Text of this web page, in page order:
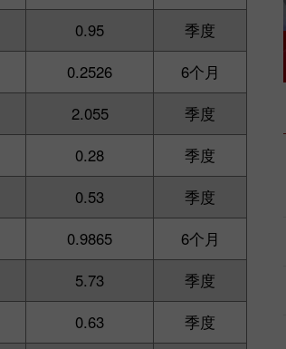
0.95
季度
0.2526
6个月
2.055
季度
0.28
季度
0.53
季度
0.9865
6个月
5.73
季度
0.63
季度